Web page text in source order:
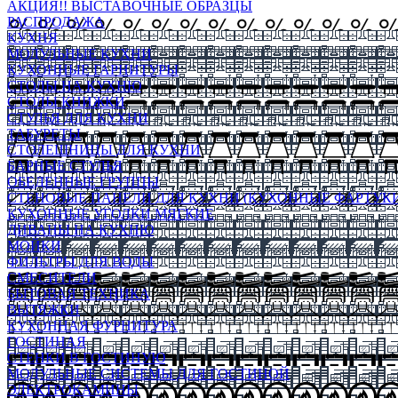
АКЦИЯ!! ВЫСТАВОЧНЫЕ ОБРАЗЦЫ
РАСПРОДАЖА
КУХНЯ
МОДУЛЬНЫЕ КУХНИ
КУХОННЫЕ ГАРНИТУРЫ
СТОЛЫ НА КУХНЮ
СТОЛЫ КНИЖКИ
СТУЛЬЯ ДЛЯ КУХНИ
ТАБУРЕТЫ
СТОЛЕШНИЦЫ ДЛЯ КУХНИ
БАРНЫЕ СТУЛЬЯ
ОБЕДЕННЫЕ ГРУППЫ
СТЕНОВЫЕ ПАНЕЛИ ДЛЯ КУХНИ (КУХОННЫЕ
КУХОННЫЕ УГОЛКИ МЯГКИЕ
ДИВАНЫ НА КУХНЮ
МОЙКИ
ФИЛЬТРЫ ДЛЯ ВОДЫ
СМЕСИТЕЛИ
БЫТОВАЯ ТЕХНИКА
ВЫТЯЖКИ
КУХОННАЯ ФУРНИТУРА
ГОСТИНАЯ
СТЕНКИ В ГОСТИНУЮ
МОДУЛЬНЫЕ СИСТЕМЫ ДЛЯ ГОСТИНОЙ
ЭЛЕКТРОКАМИНЫ